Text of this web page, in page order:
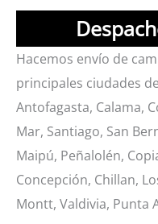
Hacemos envío de
principales ciudades
Antofagasta, Calama,
Mar, Santiago, San
Maipú, Peñalolén,
Concepción, Chillan,
Montt, Valdivia, Punta